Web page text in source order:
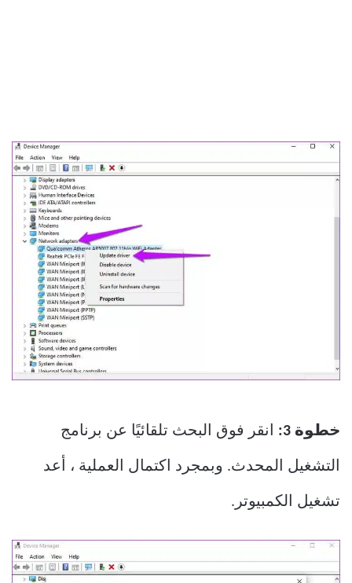
خطوة 3: انقر فوق البحث تلقائيًا عن برنامج
التشغيل المحدث. وبمجرد اكتمال العملية ، أعد
تشغيل الكمبيوتر.